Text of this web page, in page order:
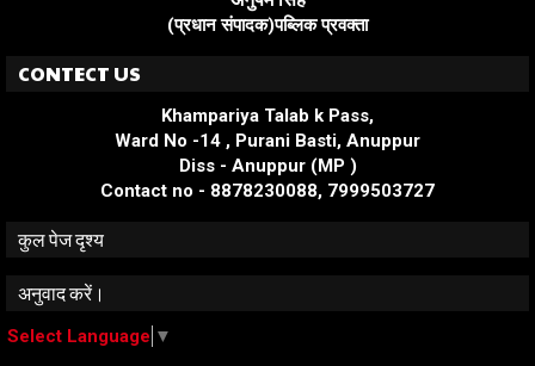
(प्रधान संपादक)पब्लिक प्रवक्ता
CONTECT US
Khampariya Talab k Pass,
Ward No -14 , Purani Basti, Anuppur
Diss - Anuppur (MP )
Contact no - 8878230088, 7999503727
कुल पेज दृश्य
अनुवाद करें।
Select Language ▼